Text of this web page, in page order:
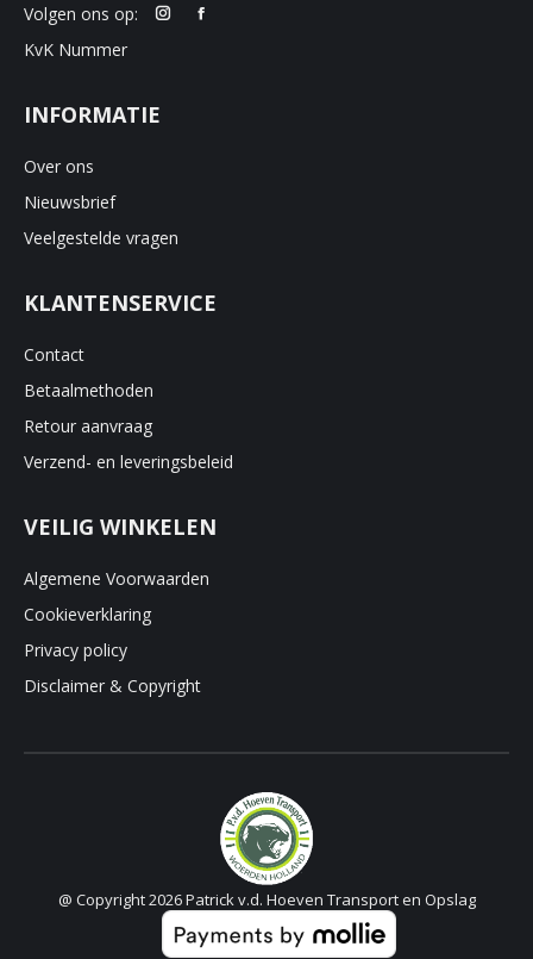
Volgen ons op:
KvK Nummer
INFORMATIE
Over ons
Nieuwsbrief
Veelgestelde vragen
KLANTENSERVICE
Contact
Betaalmethoden
Retour aanvraag
Verzend- en leveringsbeleid
VEILIG WINKELEN
Algemene Voorwaarden
Cookieverklaring
Privacy policy
Disclaimer & Copyright
@ Copyright 2026 Patrick v.d. Hoeven Transport en Opslag